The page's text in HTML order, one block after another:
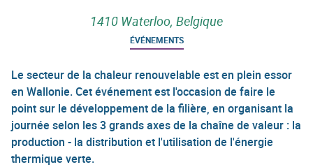
1410 Waterloo, Belgique
ÉVÉNEMENTS
Le secteur de la chaleur renouvelable est en plein essor
en Wallonie. Cet événement est l'occasion de faire le
point sur le développement de la filière, en organisant la
journée selon les 3 grands axes de la chaîne de valeur : la
production - la distribution et l'utilisation de l'énergie
thermique verte.